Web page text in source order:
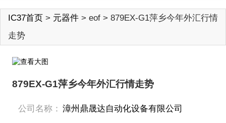
IC37首页 > 元器件> eof > 879EX-G1萍乡今年外汇行情
走势
879EX-G1萍乡今年外汇行情走势
公司名称： 漳州鼎晟达自动化设备有限公司